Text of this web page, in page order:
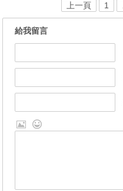
上一頁 1
給我留言